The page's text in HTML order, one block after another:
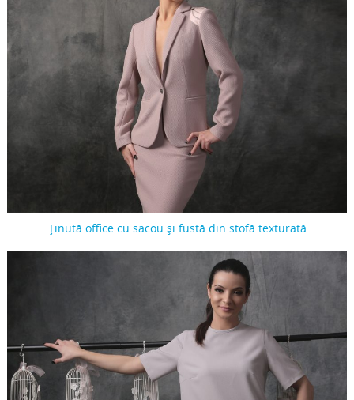
Ținută office cu sacou și fustă din stofă texturată